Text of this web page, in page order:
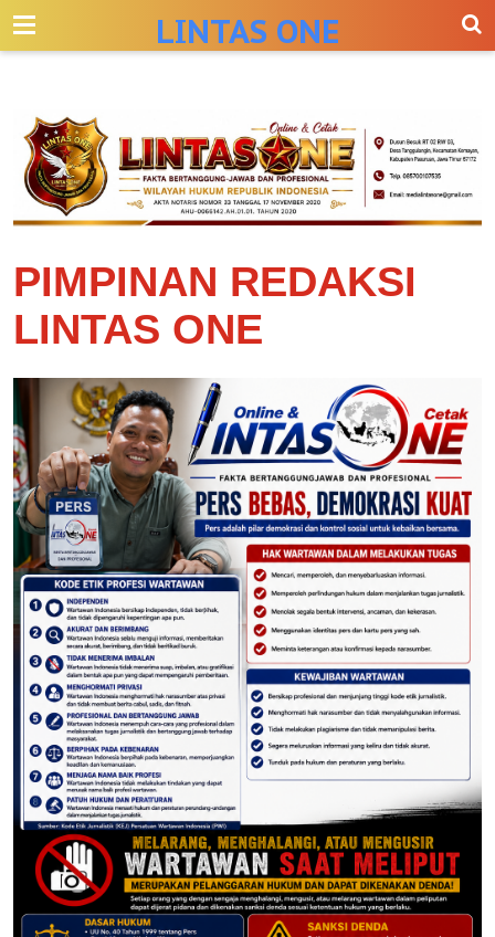
--> LINTAS ONE
PIMPINAN REDAKSI
LINTAS ONE